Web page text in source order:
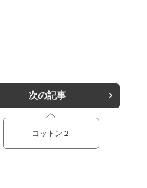
次の記事
コットン２